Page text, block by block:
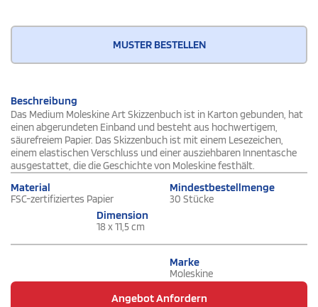
MUSTER BESTELLEN
Beschreibung
Das Medium Moleskine Art Skizzenbuch ist in Karton gebunden, hat
einen abgerundeten Einband und besteht aus hochwertigem,
säurefreiem Papier. Das Skizzenbuch ist mit einem Lesezeichen,
einem elastischen Verschluss und einer ausziehbaren Innentasche
ausgestattet, die die Geschichte von Moleskine festhält.
Material
FSC-zertifiziertes Papier
Mindestbestellmenge
30 Stücke
Dimension
18 x 11,5 cm
Marke
Moleskine
Angebot Anfordern